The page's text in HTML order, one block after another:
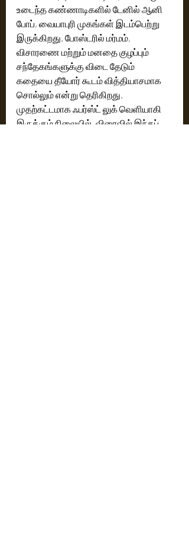
உடைந்த கண்ணாடிகளில் டேனில் ஆனி
போப், வையாபுரி முகங்கள் இடம்பெற்று
இருக்கிறது. போஸ்டரில் மர்மம்,
விசாரணை மற்றும் மனதை குழப்பும்
சந்தேகங்களுக்கு விடை தேடும்
கதையை தீயோர் கூடம் வித்தியாசமாக
சொல்லும் என்று தெரிகிறது.
முதற்கட்டமாக ஃபர்ஸ்ட் லுக் வெளியாகி
இருக்கும் நிலையில், விரைவில் இந்தப்